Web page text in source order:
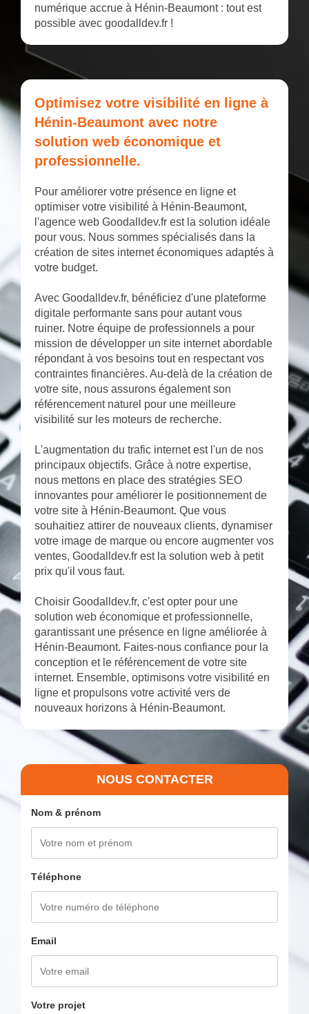
numérique accrue à Hénin-Beaumont : tout est
possible avec goodalldev.fr !
Optimisez votre visibilité en ligne à
Hénin-Beaumont avec notre
solution web économique et
professionnelle.
Pour améliorer votre présence en ligne et
optimiser votre visibilité à Hénin-Beaumont,
l'agence web Goodalldev.fr est la solution idéale
pour vous. Nous sommes spécialisés dans la
création de sites internet économiques adaptés à
votre budget.
Avec Goodalldev.fr, bénéficiez d'une plateforme
digitale performante sans pour autant vous
ruiner. Notre équipe de professionnels a pour
mission de développer un site internet abordable
répondant à vos besoins tout en respectant vos
contraintes financières. Au-delà de la création de
votre site, nous assurons également son
référencement naturel pour une meilleure
visibilité sur les moteurs de recherche.
L'augmentation du trafic internet est l'un de nos
principaux objectifs. Grâce à notre expertise,
nous mettons en place des stratégies SEO
innovantes pour améliorer le positionnement de
votre site à Hénin-Beaumont. Que vous
souhaitiez attirer de nouveaux clients, dynamiser
votre image de marque ou encore augmenter vos
ventes, Goodalldev.fr est la solution web à petit
prix qu'il vous faut.
Choisir Goodalldev.fr, c'est opter pour une
solution web économique et professionnelle,
garantissant une présence en ligne améliorée à
Hénin-Beaumont. Faites-nous confiance pour la
conception et le référencement de votre site
internet. Ensemble, optimisons votre visibilité en
ligne et propulsons votre activité vers de
nouveaux horizons à Hénin-Beaumont.
NOUS CONTACTER
Nom & prénom
Téléphone
Email
Votre projet